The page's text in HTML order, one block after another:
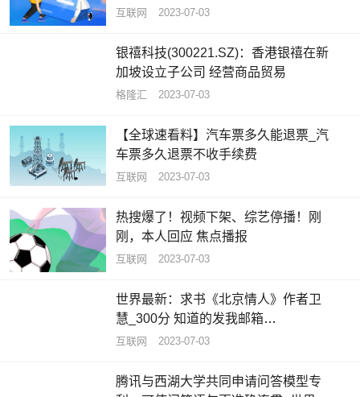
施和装备概略
互联网 2023-07-03
银禧科技(300221.SZ)：香港银禧在新
加坡设立子公司 经营商品贸易
格隆汇 2023-07-03
【全球速看料】汽车票多久能退票_汽
车票多久退票不收手续费
互联网 2023-07-03
热搜爆了！视频下架、综艺停播！刚
刚，本人回应 焦点播报
互联网 2023-07-03
世界最新：求书《北京情人》作者卫
慧_300分 知道的发我邮箱
344060643拜托各位大神
互联网 2023-07-03
腾讯与西湖大学共同申请问答模型专